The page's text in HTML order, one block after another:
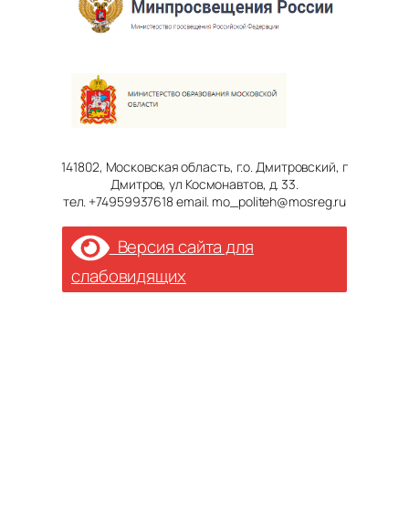
141802, Московская область, г.о. Дмитровский, г
Дмитров, ул Космонавтов, д. 33.
тел. +74959937618 email. mo_politeh@mosreg.ru
Версия сайта для
слабовидящих